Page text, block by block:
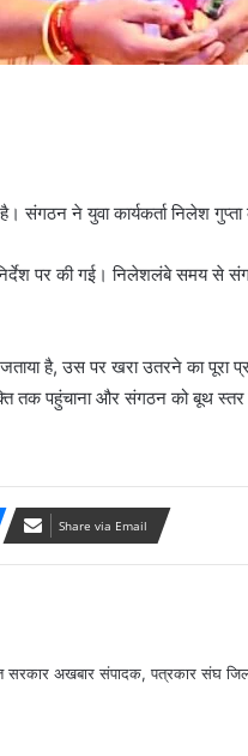
ने युवा कार्यकर्ता निलेश गुप्ता
पर की गई। निलेशलंबे समय से
है, उस पर खरा उतरने का
तक पहुंचाना और संगठन को बूथ स्तर
Share via Email
सरकार अखबार संपादक, पत्रकार संघ